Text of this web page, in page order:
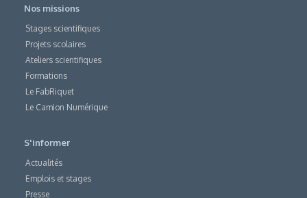
Nos missions
Stages scientifiques
Projets scolaires
Ateliers scientifiques
Formations
Le FabRiquet
Le Camion Numérique
S'informer
Actualités
Emplois et stages
Presse